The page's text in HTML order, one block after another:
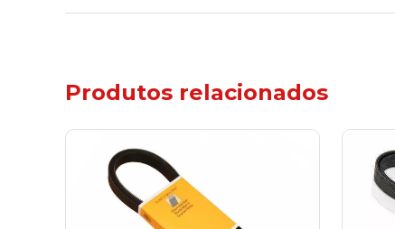
Produtos relacionados